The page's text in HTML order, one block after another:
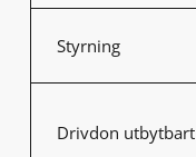
Styrning
Drivdon utbytbart